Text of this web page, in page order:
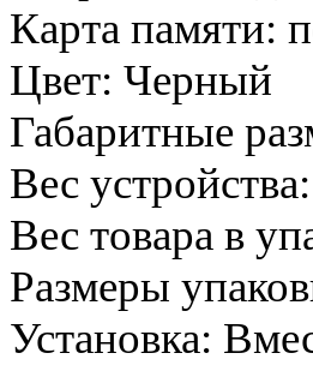
Карта памяти:
Цвет: Черный
Габаритные
Вес
Вес товара в
Размеры
Установка: